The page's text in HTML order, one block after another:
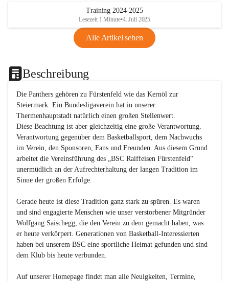
Training 2024-2025
Lesezeit 1 Minute•4. Juli 2025
Alle Artikel sehen
Beschreibung
Die Panthers gehören zu Fürstenfeld wie das Kernöl zur
Steiermark. Ein Bundesligaverein hat in unserer
Thermenhauptstadt natürlich einen großen Stellenwert.
Diese Beachtung ist aber gleichzeitig eine große Verantwortung.
Verantwortung gegenüber dem Basketballsport, dem Nachwuchs
im Verein, den Sponsoren, Fans und Freunden. Aus diesem Grund
arbeitet die Vereinsführung des „BSC Raiffeisen Fürstenfeld“
unermüdlich an der Aufrechterhaltung der langen Tradition im
Sinne der großen Erfolge.
Gerade heute ist diese Tradition ganz stark zu spüren. Es waren
und sind engagierte Menschen wie unser verstorbener Mitgründer
Wolfgang Saischegg, die den Verein zu dem gemacht haben, was
er heute verkörpert. Generationen von Basketball-Interessierten
haben bei unserem BSC eine sportliche Heimat gefunden und sind
dem Klub bis heute verbunden.
Auf unserer Homepage findet man alle Neuigkeiten, Termine,